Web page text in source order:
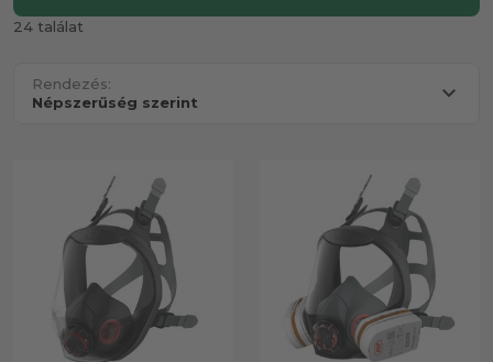
24 találat
Rendezés: